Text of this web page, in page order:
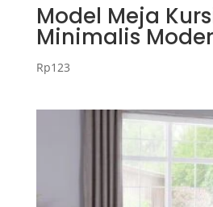
Model Meja
Minimalis
Rp123